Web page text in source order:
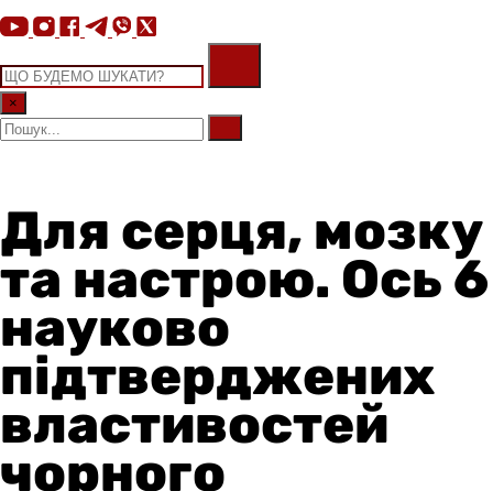
×
Для серця, мозку
та настрою. Ось 6
науково
підтверджених
властивостей
чорного